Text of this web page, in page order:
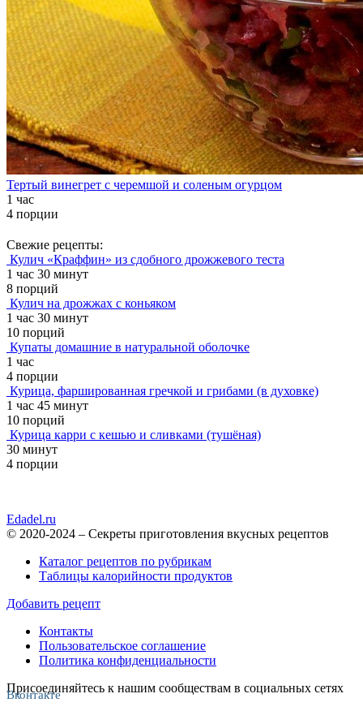
Тертый винегрет с черемшой и соленым огурцом
1 час
4 порции
Свежие рецепты:
Кулич «Краффин» из сдобного дрожжевого теста
1 час 30 минут
8 порций
Кулич на дрожжах с коньяком
1 час 30 минут
10 порций
Купаты домашние в натуральной оболочке
1 час
4 порции
Курица, фаршированная гречкой и грибами (в духовке)
1 час 45 минут
10 порций
Курица карри с кешью и сливками (тушёная)
30 минут
4 порции
Edadel.ru
© 2020-2024 – Секреты приготовления вкусных рецептов
Каталог рецептов по рубрикам
Таблицы калорийности продуктов
Добавить рецепт
Контакты
Пользовательское соглашение
Политика конфиденциальности
Присоединяйтесь к нашим сообществам в социальных сетях
Вконтакте